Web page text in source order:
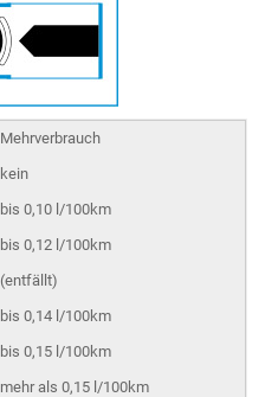
Mehrverbrauch
kein
bis 0,10 l/100km
bis 0,12 l/100km
(entfällt)
bis 0,14 l/100km
bis 0,15 l/100km
mehr als 0,15 l/100km